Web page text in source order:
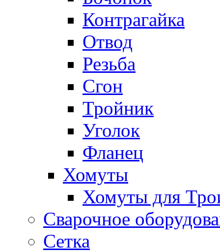
Контрагайка
Отвод
Резьба
Сгон
Тройник
Уголок
Фланец
Хомуты
Хомуты для
Сварочное
Сетка